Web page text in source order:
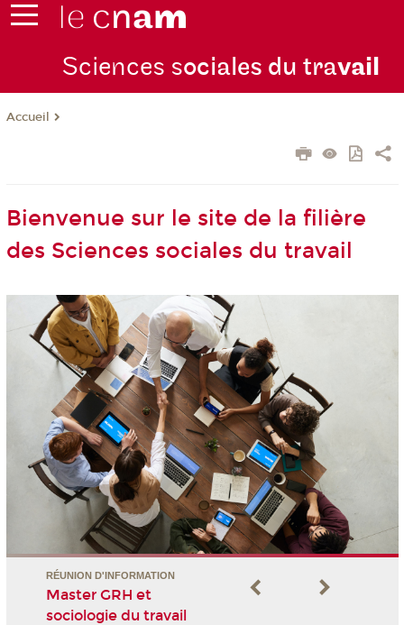
Sciences sociales du travail
Accueil
Bienvenue sur le site de la filière
des Sciences sociales du travail
RÉUNION D'INFORMATION
Master GRH et
sociologie du travail